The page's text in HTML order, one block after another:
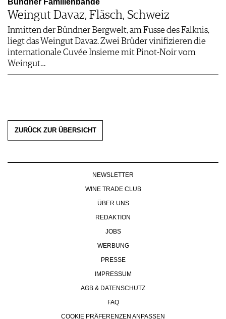
Weingut Davaz, Fläsch, Schweiz
Inmitten der Bündner Bergwelt, am Fusse des Falknis,
liegt das Weingut Davaz. Zwei Brüder vinifizieren die
internationale Cuvée Insieme mit Pinot-Noir vom
Weingut…
ZURÜCK ZUR ÜBERSICHT
NEWSLETTER
WINE TRADE CLUB
ÜBER UNS
REDAKTION
JOBS
WERBUNG
PRESSE
IMPRESSUM
AGB & DATENSCHUTZ
FAQ
COOKIE PRÄFERENZEN ANPASSEN